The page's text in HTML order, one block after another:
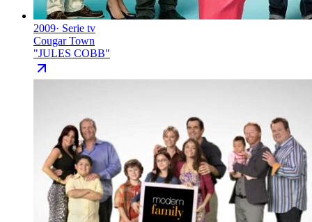
2009· Serie tv
Cougar Town
"JULES COBB"